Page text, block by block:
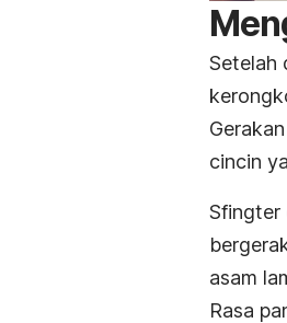
Setelah
cincin
Sfingter
asam
Rasa